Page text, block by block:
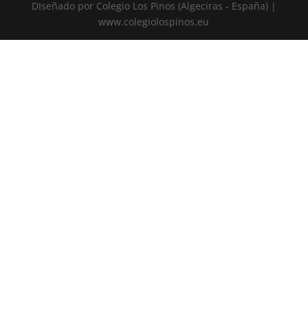
DIseñado por Colegio Los Pinos (Algeciras - España) |
www.colegiolospinos.eu